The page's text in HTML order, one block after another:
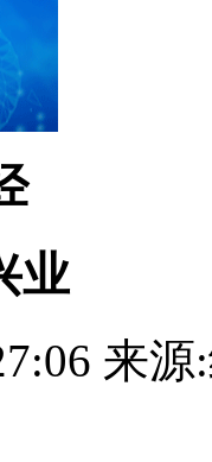
业
来源